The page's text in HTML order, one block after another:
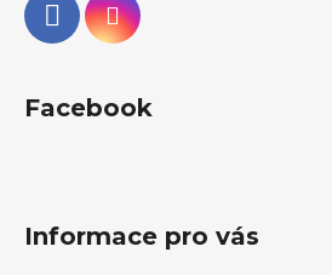
Facebook
Informace pro vás